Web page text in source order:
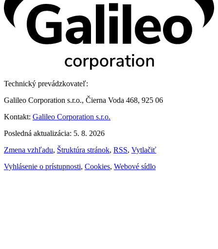
Technický prevádzkovateľ:
Galileo Corporation s.r.o., Čierna Voda 468, 925 06
Kontakt: Galileo Corporation s.r.o.
Posledná aktualizácia: 5. 8. 2026
Zmena vzhľadu, Štruktúra stránok, RSS, Vytlačiť
Vyhlásenie o prístupnosti, Cookies, Webové sídlo